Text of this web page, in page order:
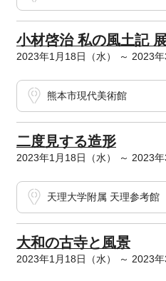
小材啓治 私の風土記
2023年1月18日（水） ～ 2023年
熊本市現代美術館
二度見する造形
2023年1月18日（水） ～ 2023年
天理大学附属 天理参考館
大和の古寺と風景
2023年1月18日（水） ～ 2023年